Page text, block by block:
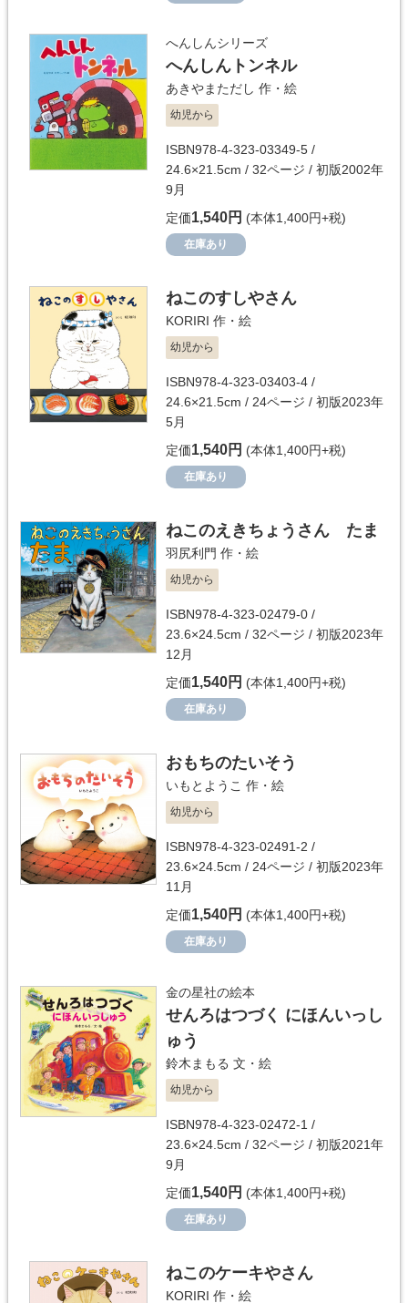
へんしんシリーズ
へんしんトンネル
あきやまただし 作・絵
幼児から
ISBN978-4-323-03349-5 /
24.6×21.5cm / 32ページ / 初版2002年
9月
定価1,540円 (本体1,400円+税)
在庫あり
ねこのすしやさん
KORIRI 作・絵
幼児から
ISBN978-4-323-03403-4 /
24.6×21.5cm / 24ページ / 初版2023年
5月
定価1,540円 (本体1,400円+税)
在庫あり
ねこのえきちょうさん たま
羽尻利門 作・絵
幼児から
ISBN978-4-323-02479-0 /
23.6×24.5cm / 32ページ / 初版2023年
12月
定価1,540円 (本体1,400円+税)
在庫あり
おもちのたいそう
いもとようこ 作・絵
幼児から
ISBN978-4-323-02491-2 /
23.6×24.5cm / 24ページ / 初版2023年
11月
定価1,540円 (本体1,400円+税)
在庫あり
金の星社の絵本
せんろはつづく にほんいっし
ゅう
鈴木まもる 文・絵
幼児から
ISBN978-4-323-02472-1 /
23.6×24.5cm / 32ページ / 初版2021年
9月
定価1,540円 (本体1,400円+税)
在庫あり
ねこのケーキやさん
KORIRI 作・絵